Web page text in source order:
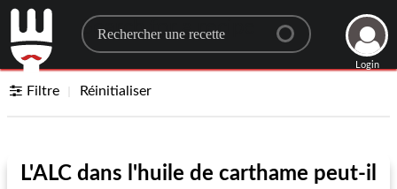
Search for a recipe
Login
Filtre Réinitialiser
L'ALC dans l'huile de carthame peut-il